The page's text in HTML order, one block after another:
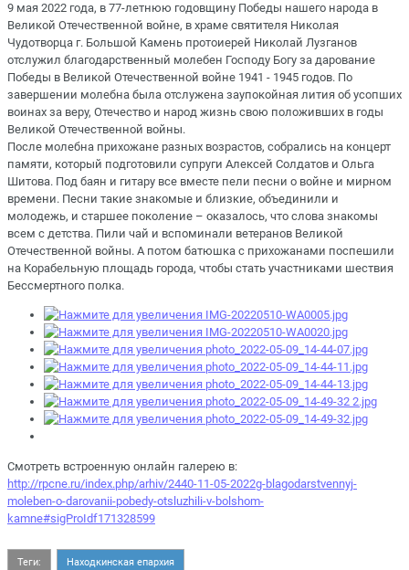
9 мая 2022 года, в 77-летнюю годовщину Победы нашего народа в
Великой Отечественной войне, в храме святителя Николая
Чудотворца г. Большой Камень протоиерей Николай Лузганов
отслужил благодарственный молебен Господу Богу за дарование
Победы в Великой Отечественной войне 1941 - 1945 годов. По
завершении молебна была отслужена заупокойная лития об усопших
воинах за веру, Отечество и народ жизнь свою положивших в годы
Великой Отечественной войны.
После молебна прихожане разных возрастов, собрались на концерт
памяти, который подготовили супруги Алексей Солдатов и Ольга
Шитова. Под баян и гитару все вместе пели песни о войне и мирном
времени. Песни такие знакомые и близкие, объединили и
молодежь, и старшее поколение – оказалось, что слова знакомы
всем с детства. Пили чай и вспоминали ветеранов Великой
Отечественной войны. А потом батюшка с прихожанами поспешили
на Корабельную площадь города, чтобы стать участниками шествия
Бессмертного полка.
Смотреть встроенную онлайн галерею в:
http://rpcne.ru/index.php/arhiv/2440-11-05-2022g-blagodarstvennyj-
moleben-o-darovanii-pobedy-otsluzhili-v-bolshom-
kamne#sigProIdf171328599
Теги: Находкинская епархия